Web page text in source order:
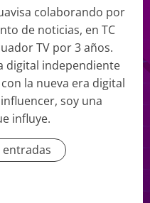
colaborando por
de noticias, en TC
TV por 3 años.
digital independiente
la nueva era digital
soy una
influye.
entradas